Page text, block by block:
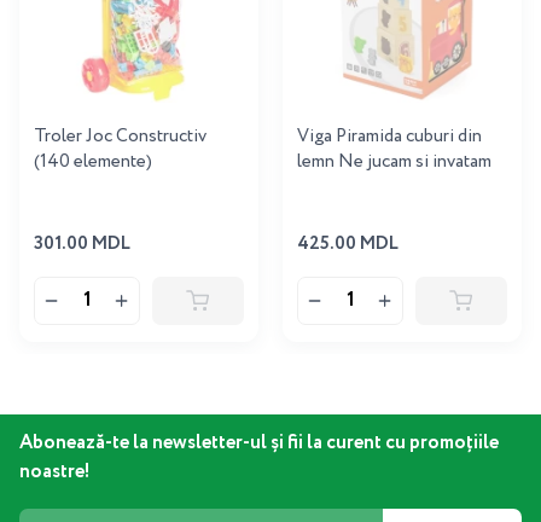
Troler Joc Constructiv
(140 elemente)
301.00 MDL
Viga Piramida cuburi din
lemn Ne jucam si invatam
425.00 MDL
Abonează-te la newsletter-ul și fii la curent cu promoțiile
noastre!